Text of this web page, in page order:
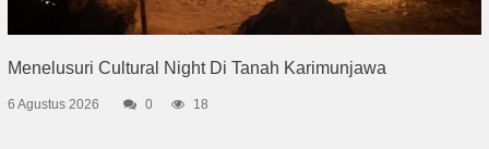
Menelusuri Cultural Night Di Tanah Karimunjawa
6 Agustus 2026 0 18